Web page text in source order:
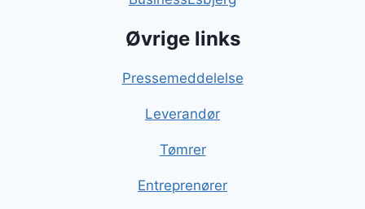
Øvrige links
Pressemeddelelse
Leverandør
Tømrer
Entreprenører